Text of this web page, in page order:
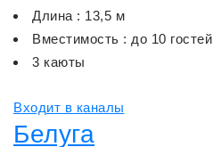
Длина : 13,5 м
Вместимость : до 10 гостей
3 каюты
Входит в каналы
Белуга